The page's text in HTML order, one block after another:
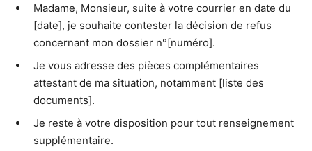
Madame, Monsieur, suite à votre courrier en date du
[date], je souhaite contester la décision de refus
concernant mon dossier n°[numéro].
Je vous adresse des pièces complémentaires
attestant de ma situation, notamment [liste des
documents].
Je reste à votre disposition pour tout renseignement
supplémentaire.